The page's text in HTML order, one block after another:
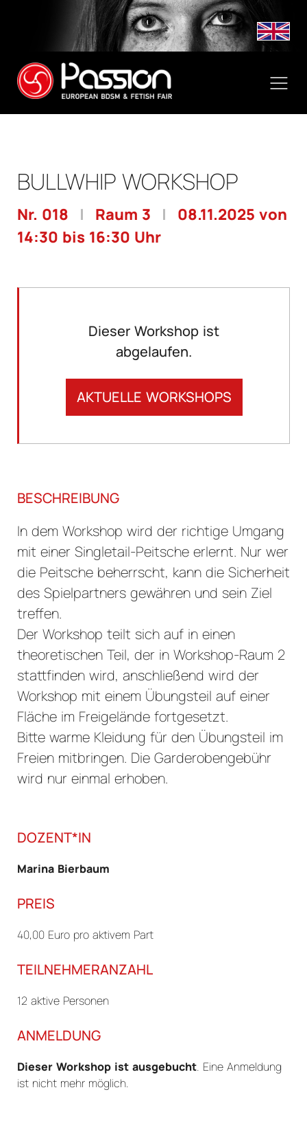
BULLWHIP WORKSHOP
Nr. 018 | Raum 3 |
08.11.2025 von
14:30 bis 16:30 Uhr
Dieser Workshop ist
abgelaufen.
AKTUELLE WORKSHOPS
BESCHREIBUNG
In dem Workshop wird der richtige Umgang
mit einer Singletail-Peitsche erlernt. Nur wer
die Peitsche beherrscht, kann die Sicherheit
des Spielpartners gewähren und sein Ziel
treffen.
Der Workshop teilt sich auf in einen
theoretischen Teil, der in Workshop-Raum 2
stattfinden wird, anschließend wird der
Workshop mit einem Übungsteil auf einer
Fläche im Freigelände fortgesetzt.
Bitte warme Kleidung für den Übungsteil im
Freien mitbringen. Die Garderobengebühr
wird nur einmal erhoben.
DOZENT*IN
Marina Bierbaum
PREIS
40,00 Euro pro aktivem Part
TEILNEHMERANZAHL
12 aktive Personen
ANMELDUNG
Dieser Workshop ist ausgebucht. Eine Anmeldung
ist nicht mehr möglich.